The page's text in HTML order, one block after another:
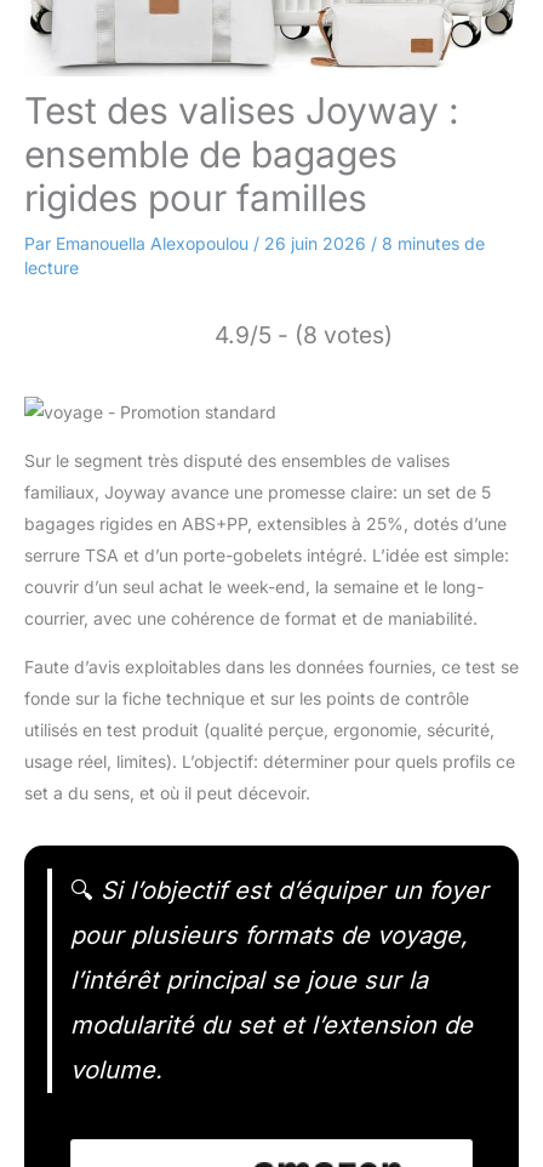
Test des valises Joyway :
ensemble de bagages
rigides pour familles
Par Emanouella Alexopoulou / 26 juin 2026 / 8 minutes de
lecture
4.9/5 - (8 votes)
Sur le segment très disputé des ensembles de valises
familiaux, Joyway avance une promesse claire: un set de 5
bagages rigides en ABS+PP, extensibles à 25%, dotés d’une
serrure TSA et d’un porte-gobelets intégré. L’idée est simple:
couvrir d’un seul achat le week-end, la semaine et le long-
courrier, avec une cohérence de format et de maniabilité.
Faute d’avis exploitables dans les données fournies, ce test se
fonde sur la fiche technique et sur les points de contrôle
utilisés en test produit (qualité perçue, ergonomie, sécurité,
usage réel, limites). L’objectif: déterminer pour quels profils ce
set a du sens, et où il peut décevoir.
🔍 Si l’objectif est d’équiper un foyer
pour plusieurs formats de voyage,
l’intérêt principal se joue sur la
modularité du set et l’extension de
volume.